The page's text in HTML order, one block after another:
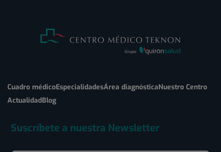
Cuadro médicoEspecialidadesÁrea diagnósticaNuestro Centro
ActualidadBlog
Suscríbete a nuestra Newsletter